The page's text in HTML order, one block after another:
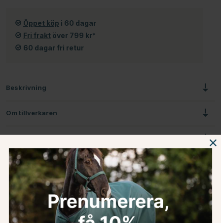
Öppet köp i 60 dagar
Fri frakt över 799 kr*
60 dagar fri retur
Beskrivning
Om tillverkaren
Du kanske även är intresserad av